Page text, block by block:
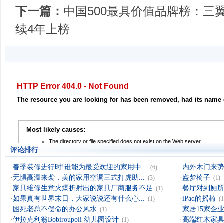
下一篇： 中国500最具价值品牌榜：三
续4年上榜
评论排行
·春季装修进行时!谁能为最受欢迎的家用中... (6) · 内外木门来
·无惧高温来袭，美的家用空调三式打虎助... (3) · 盗梦椅子 (1)
·家具维修生意火爆折射出的家具厂商服务不足 (1) ·餐厅对到厕
·如果真有世界末日，大家说说还有什么心... (1) ·iPad的摇椅
· 困死老总不偿命的办公风水 (1) ·家居15家企
·伊拉克利翁Bobiroupoli 幼儿园设计 (1) ·高端红木家